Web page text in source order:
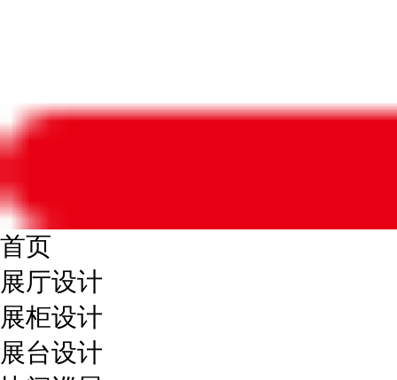
首页
展厅设计
展柜设计
展台设计